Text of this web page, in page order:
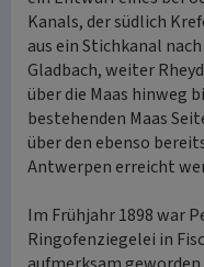
Kanals, der südlich
aus ein Stichkanal
Gladbach, weiter
über die Maas hinweg
bestehenden Maas
über den ebenso
Antwerpen erreicht
Im Frühjahr 1898 war
Ringofenziegelei in